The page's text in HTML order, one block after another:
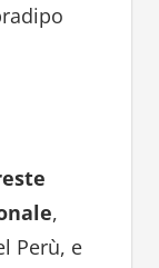
,
Perù, e